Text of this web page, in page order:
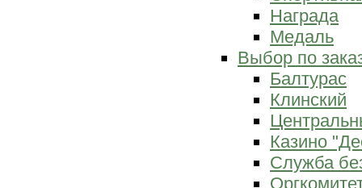
Награда
Медаль
Выбор по
Балтурас
Клинский
Казино
Служба